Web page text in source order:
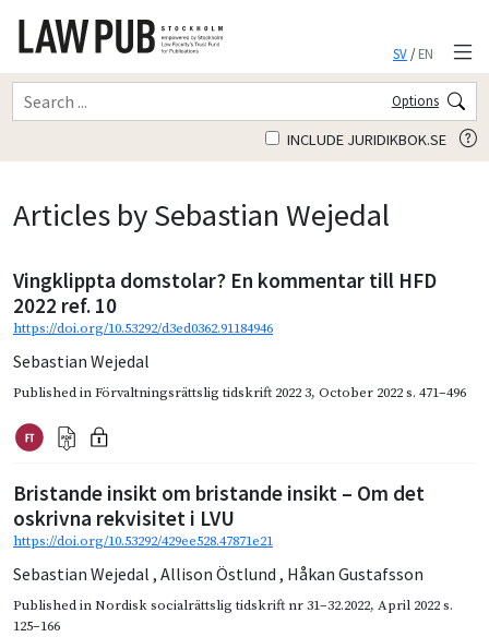
SV/EN
Options
INCLUDE JURIDIKBOK.SE
Articles by Sebastian Wejedal
Vingklippta domstolar? En kommentar till HFD
2022 ref. 10
https://doi.org/10.53292/d3ed0362.91184946
Sebastian Wejedal
Published inFörvaltningsrättslig tidskrift 2022 3, October 2022s. 471–496
Bristande insikt om bristande insikt – Om det
oskrivna rekvisitet i LVU
https://doi.org/10.53292/429ee528.47871e21
Sebastian Wejedal , Allison Östlund , Håkan Gustafsson
Published inNordisk socialrättslig tidskrift nr 31–32.2022, April 2022s.
125–166